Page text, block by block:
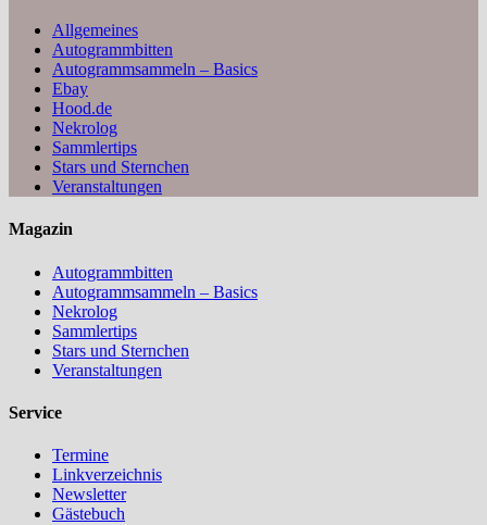
Allgemeines
Autogrammbitten
Autogrammsammeln – Basics
Ebay
Hood.de
Nekrolog
Sammlertips
Stars und Sternchen
Veranstaltungen
Magazin
Autogrammbitten
Autogrammsammeln – Basics
Nekrolog
Sammlertips
Stars und Sternchen
Veranstaltungen
Service
Termine
Linkverzeichnis
Newsletter
Gästebuch